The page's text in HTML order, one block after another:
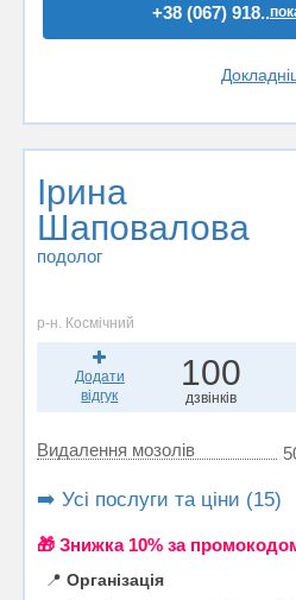
+38 (067) 918..
Ірина
Шаповалова
подолог
р-н. Космічний
Додати
відгук
100
дзвінків
Видалення мозолів
➡️ Усі послуги та ціни (15)
🎁 Знижка 10% за
📍 Організація